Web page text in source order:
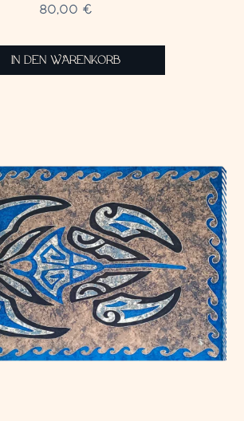
80,00 €
IN DEN WARENKORB